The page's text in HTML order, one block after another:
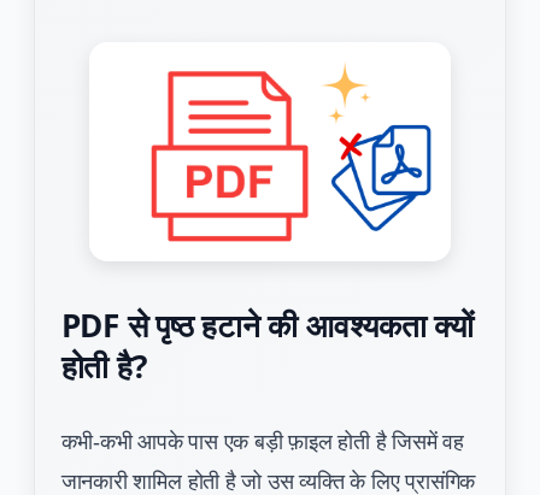
PDF से पृष्ठ हटाने की आवश्यकता क्यों
होती है?
कभी-कभी आपके पास एक बड़ी फ़ाइल होती है जिसमें वह
जानकारी शामिल होती है जो उस व्यक्ति के लिए प्रासंगिक